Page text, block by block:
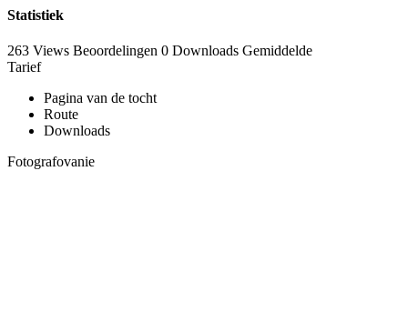
Statistiek
263 Views Beoordelingen 0 Downloads Gemiddelde
Tarief
Pagina van de tocht
Route
Downloads
Fotografovanie